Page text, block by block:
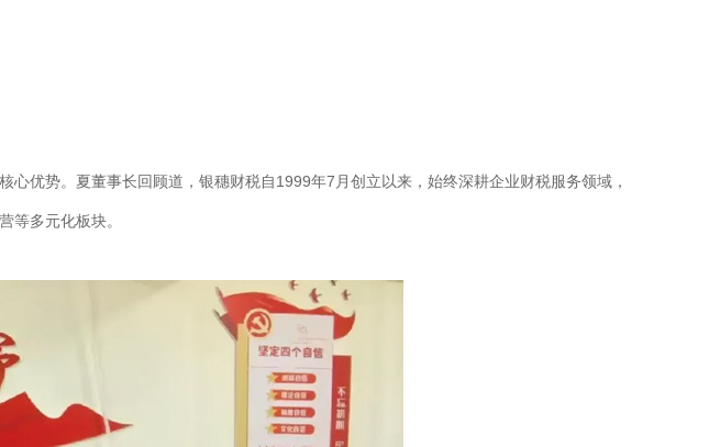
优势。夏董事长回顾道，银穗财税自1999年7月创立以来，始终深耕企业财税服务领域，
等多元化板块。